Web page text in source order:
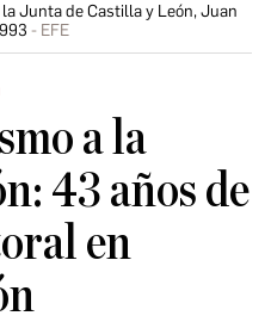
Junta de Castilla y León, Juan
EFE
a la
43 años de
en